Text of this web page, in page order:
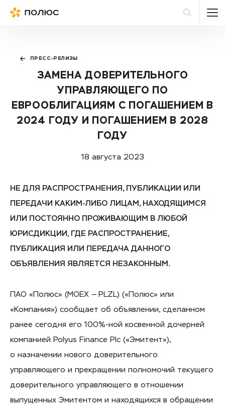
ПРЕСС-РЕЛИЗЫ
ЗАМЕНА ДОВЕРИТЕЛЬНОГО
УПРАВЛЯЮЩЕГО ПО
ЕВРООБЛИГАЦИЯМ С ПОГАШЕНИЕМ В
2024 ГОДУ И ПОГАШЕНИЕМ В 2028
ГОДУ
18 августа 2023
НЕ ДЛЯ РАСПРОСТРАНЕНИЯ, ПУБЛИКАЦИИ ИЛИ
ПЕРЕДАЧИ КАКИМ-ЛИБО ЛИЦАМ, НАХОДЯЩИМСЯ
ИЛИ ПОСТОЯННО ПРОЖИВАЮЩИМ В ЛЮБОЙ
ЮРИСДИКЦИИ, ГДЕ РАСПРОСТРАНЕНИЕ,
ПУБЛИКАЦИЯ ИЛИ ПЕРЕДАЧА ДАННОГО
ОБЪЯВЛЕНИЯ ЯВЛЯЕТСЯ НЕЗАКОННЫМ.
ПАО «Полюс» (MOEX — PLZL) («Полюс» или
«Компания») сообщает об объявлении, сделанном
ранее сегодня его 100%-ной косвенной дочерней
компанией Polyus Finance Plc («Эмитент»),
о назначении нового доверительного
управляющего и прекращении полномочий текущего
доверительного управляющего в отношении
выпущенных Эмитентом и находящихся в обращении